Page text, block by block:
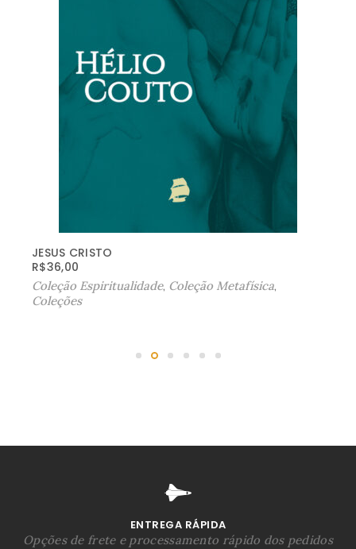
JESUS CRISTO
R$36,00
Coleção Espiritualidade, Coleção Metafísica,
Coleções
ENTREGA RÁPIDA
Opções de frete e processamento rápido dos pedidos